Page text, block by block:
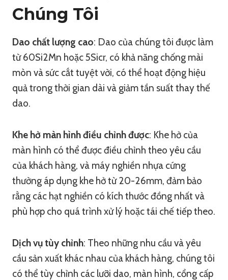
Chúng Tôi
Dao chất lượng cao: Dao của chúng tôi được làm
từ 60Si2Mn hoặc 5Sicr, có khả năng chống mài
mòn và sức cắt tuyệt vời, có thể hoạt động hiệu
quả trong thời gian dài và giảm tần suất thay thế
dao.
Khe hở màn hình điều chỉnh được: Khe hở của
màn hình có thể được điều chỉnh theo yêu cầu
của khách hàng, và máy nghiền nhựa cứng
thường áp dụng khe hở từ 20-26mm, đảm bảo
rằng các hạt nghiền có kích thước đồng nhất và
phù hợp cho quá trình xử lý hoặc tái chế tiếp theo.
Dịch vụ tùy chỉnh: Theo những nhu cầu và yêu
cầu sản xuất khác nhau của khách hàng, chúng tôi
có thể tùy chỉnh các lưỡi dao, màn hình, cổng cấp